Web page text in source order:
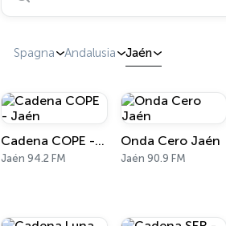
Spagna Andalusia Jaén
Cadena COPE - Jaén
Jaén 94.2 FM
Onda Cero Jaén
Jaén 90.9 FM